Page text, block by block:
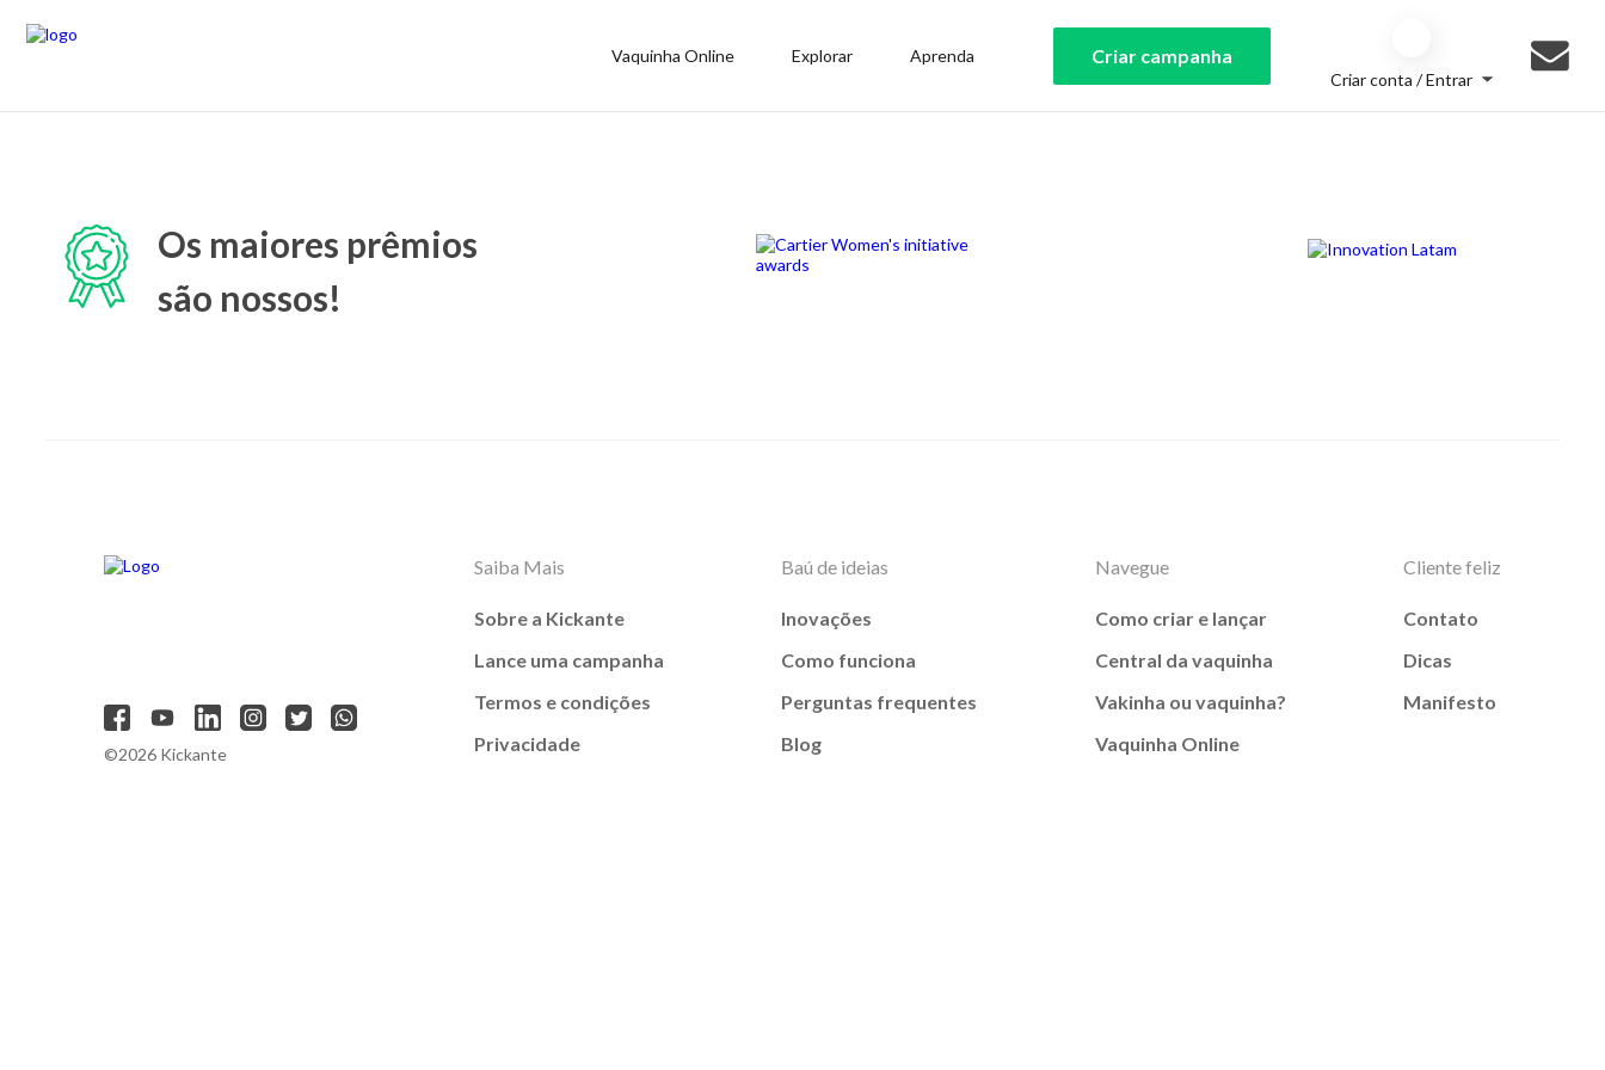
Vaquinha Online Explorar Aprenda Criar campanha
Criar conta / Entrar
Os maiores prêmios
são nossos!
©2026 Kickante
Saiba Mais
Sobre a Kickante
Lance uma campanha
Termos e condições
Privacidade
Baú de ideias
Inovações
Como funciona
Perguntas frequentes
Blog
Navegue
Como criar e lançar
Central da vaquinha
Vakinha ou vaquinha?
Vaquinha Online
Cliente feliz
Contato
Dicas
Manifesto